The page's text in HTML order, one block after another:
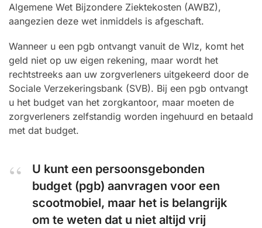
Algemene Wet Bijzondere Ziektekosten (AWBZ),
aangezien deze wet inmiddels is afgeschaft.
Wanneer u een pgb ontvangt vanuit de Wlz, komt het
geld niet op uw eigen rekening, maar wordt het
rechtstreeks aan uw zorgverleners uitgekeerd door de
Sociale Verzekeringsbank (SVB). Bij een pgb ontvangt
u het budget van het zorgkantoor, maar moeten de
zorgverleners zelfstandig worden ingehuurd en betaald
met dat budget.
U kunt een persoonsgebonden
budget (pgb) aanvragen voor een
scootmobiel, maar het is belangrijk
om te weten dat u niet altijd vrij